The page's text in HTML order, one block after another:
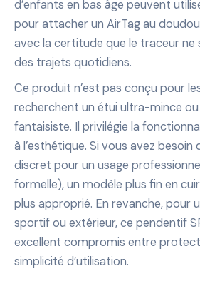
d’enfants en bas âge peuvent
pour attacher un AirTag au
avec la certitude que le traceur ne
des trajets quotidiens.
Ce produit n’est pas conçu pour
recherchent un étui ultra-mince ou
fantaisiste. Il privilégie la
à l’esthétique. Si vous avez besoin
discret pour un usage
formelle), un modèle plus fin en
plus approprié. En revanche, pour
sportif ou extérieur, ce pendentif
excellent compromis entre
simplicité d’utilisation.